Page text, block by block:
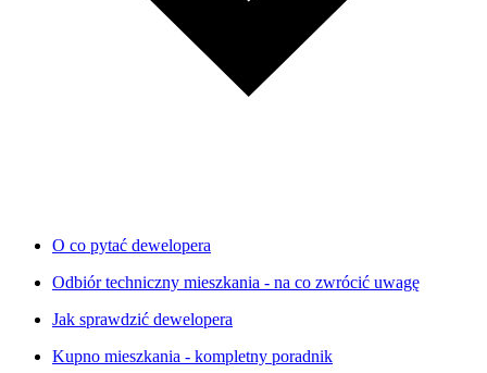
O co pytać dewelopera
Odbiór techniczny mieszkania - na co zwrócić uwagę
Jak sprawdzić dewelopera
Kupno mieszkania - kompletny poradnik